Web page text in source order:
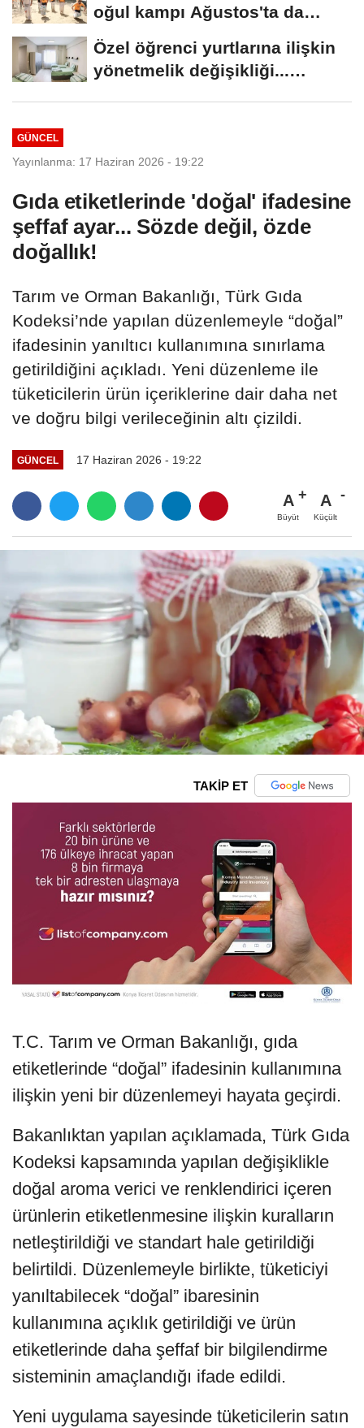
oğul kampı Ağustos'ta da
Özel öğrenci yurtlarına ilişkin
yönetmelik değişikliği...
GÜNCEL
Yayınlanma: 17 Haziran 2026 - 19:22
Gıda etiketlerinde 'doğal' ifadesine
şeffaf ayar... Sözde değil, özde
doğallık!
Tarım ve Orman Bakanlığı, Türk Gıda
Kodeksi’nde yapılan düzenlemeyle “doğal”
ifadesinin yanıltıcı kullanımına sınırlama
getirildiğini açıkladı. Yeni düzenleme ile
tüketicilerin ürün içeriklerine dair daha net
ve doğru bilgi verileceğinin altı çizildi.
GÜNCEL 17 Haziran 2026 - 19:22
A
Büyüt
A
Küçült
TAKİP ET
T.C. Tarım ve Orman Bakanlığı, gıda
etiketlerinde “doğal” ifadesinin kullanımına
ilişkin yeni bir düzenlemeyi hayata geçirdi.
Bakanlıktan yapılan açıklamada, Türk Gıda
Kodeksi kapsamında yapılan değişiklikle
doğal aroma verici ve renklendirici içeren
ürünlerin etiketlenmesine ilişkin kuralların
netleştirildiği ve standart hale getirildiği
belirtildi. Düzenlemeyle birlikte, tüketiciyi
yanıltabilecek “doğal” ibaresinin
kullanımına açıklık getirildiği ve ürün
etiketlerinde daha şeffaf bir bilgilendirme
sisteminin amaçlandığı ifade edildi.
Yeni uygulama sayesinde tüketicilerin satın